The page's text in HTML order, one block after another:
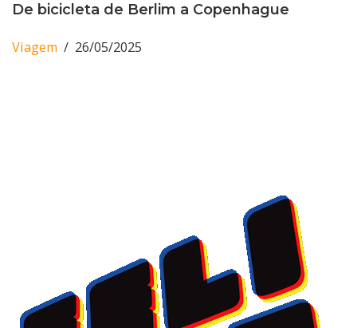
De bicicleta de Berlim a Copenhague
Viagem 26/05/2025